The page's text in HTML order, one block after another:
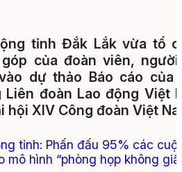
tỉnh Đắk Lắk vừa tổ
của đoàn viên, người
dự thảo Báo cáo của
Liên đoàn Lao động Việt
hội XIV Công đoàn Việt
tỉnh: Phấn đấu 95% các
mô hình “phòng họp không